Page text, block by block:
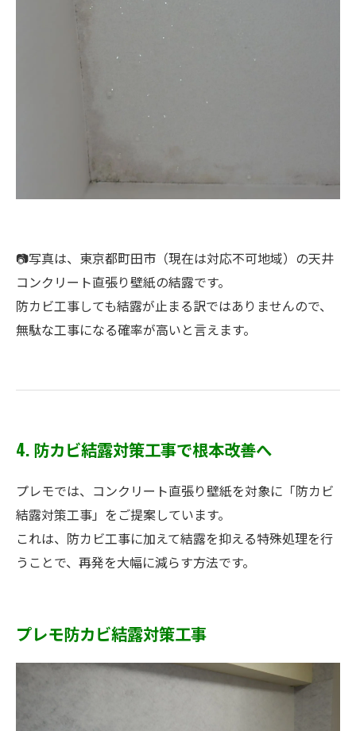
📷写真は、東京都町田市（現在は対応不可地域）の天井
コンクリート直張り壁紙の結露です。
防カビ工事しても結露が止まる訳ではありませんので、
無駄な工事になる確率が高いと言えます。
4. 防カビ結露対策工事で根本改善へ
プレモでは、コンクリート直張り壁紙を対象に「防カビ
結露対策工事」をご提案しています。
これは、防カビ工事に加えて結露を抑える特殊処理を行
うことで、再発を大幅に減らす方法です。
プレモ防カビ結露対策工事